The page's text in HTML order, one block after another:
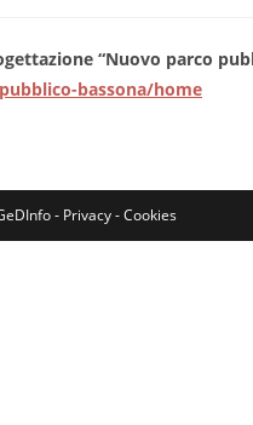
“Nuovo parco
bassona/home
- Privacy-Cookies